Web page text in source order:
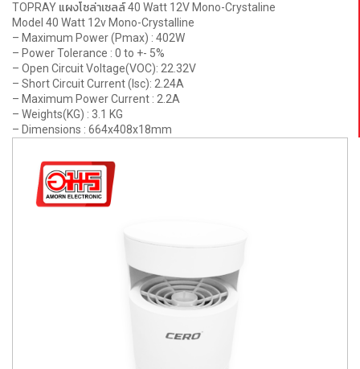
TOPRAY แผงโซล่าเซลล์ 40 Watt 12V Mono-Crystaline
Model 40 Watt 12v Mono-Crystalline
– Maximum Power (Pmax) : 402W
– Power Tolerance : 0 to +- 5%
– Open Circuit Voltage(VOC): 22.32V
– Short Circuit Current (Isc): 2.24A
– Maximum Power Current : 2.2A
– Weights(KG) : 3.1 KG
– Dimensions : 664x408x18mm